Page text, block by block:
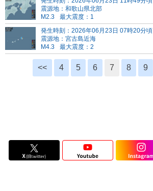
震源地：和歌山県北部
M2.3
最大震度：1
発生時刻：2026年06月23日 07時20分頃
震源地：宮古島近海
M4.3
最大震度：2
<< 4 5 6 7 8 9